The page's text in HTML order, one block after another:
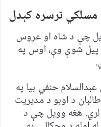
ترسره کېدل
چې د شاه او عروس
په ۱۳۸۹ کال کې پیل شوې وې، اوس په
حنفي بیا په
د اوبو د مدیریت
لري. هغه وویل چې د